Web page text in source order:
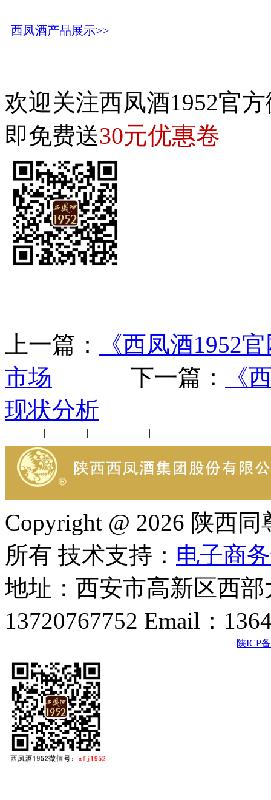
西凤酒产品展示>>
欢迎关注西凤酒1952官
即免费送30元优惠卷
上一篇：
《西凤酒1952
市场 下一篇：
《
现状分析
| | | |
Copyright @ 2026 陕西
所有 技术支持： 电子商
地址：西安市高新区西
13720767752 Email：
陕ICP